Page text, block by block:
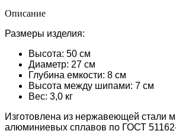
Описание
Размеры изделия:
Высота: 50 см
Диаметр: 27 см
Глубина емкости: 8 см
Высота между шипами: 7 см
Вес: 3,0 кг
Изготовлена из нержавеющей стали
алюминиевых сплавов по ГОСТ